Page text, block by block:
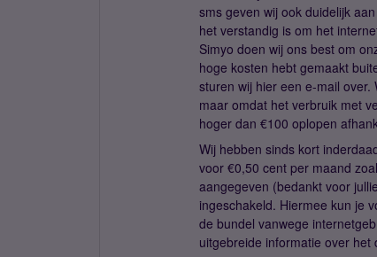
sms geven wij ook duidelijk
het verstandig is om het
Simyo doen wij ons best om
hoge kosten hebt gemaakt
sturen wij hier een e-mail
maar omdat het verbruik met
hoger dan €100 oplopen
Wij hebben sinds kort
voor €0,50 cent per maand
aangegeven (bedankt voor
ingeschakeld. Hiermee kun je
de bundel vanwege
uitgebreide informatie over het